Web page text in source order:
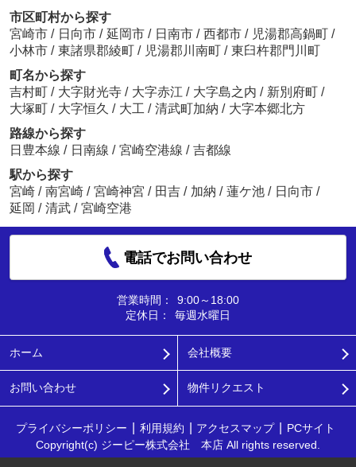
市区町村から探す
宮崎市 / 日向市 / 延岡市 / 日南市 / 西都市 / 児湯郡高鍋町 /
小林市 / 東諸県郡綾町 / 児湯郡川南町 / 東臼杵郡門川町
町名から探す
吉村町 / 大字財光寺 / 大字赤江 / 大字島之内 / 新別府町 /
大塚町 / 大字恒久 / 大工 / 清武町加納 / 大字本郷北方
路線から探す
日豊本線 / 日南線 / 宮崎空港線 / 吉都線
駅から探す
宮崎 / 南宮崎 / 宮崎神宮 / 田吉 / 加納 / 蓮ケ池 / 日向市 /
延岡 / 清武 / 宮崎空港
電話でお問い合わせ
営業時間：
9:00～18:00
定休日：
毎週水曜日
ホーム 会社概要
お問い合わせ 物件リクエスト
プライバシーポリシー 利用規約 アクセスマップ
PCサイト
Copyright(c) ジーピー株式会社 本店 All rights reserved.